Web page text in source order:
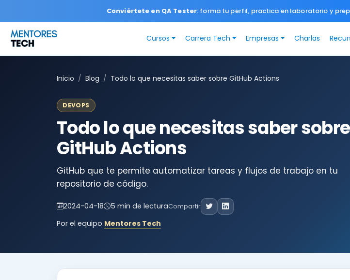
Conviértete en QA Tester: forma tu perfil, practica en laboratorio y
Cursos Carrera Tech Empresas Charlas
Inicio Blog Todo lo que necesitas saber sobre GitHub Actions
DEVOPS
Todo lo que necesitas saber sobre
GitHub Actions
GitHub que te permite automatizar tareas y flujos de trabajo en tu
repositorio de código.
2024-04-18 5 min de lecturaCompartir
Por el equipo Mentores Tech